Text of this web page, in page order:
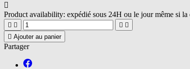

Product availability: expédié sous 24H ou le jour même si
   
 Ajouter au panier
Partager